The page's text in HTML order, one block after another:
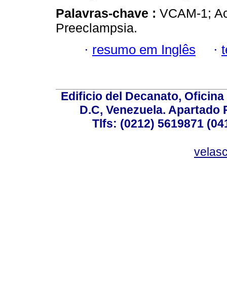
Palavras-chave : VCAM-1;
Preeclampsia.
· resumo em Inglês ·
Edificio del Decanato,
D.C, Venezuela. Apartado
Tlfs: (0212) 5619871